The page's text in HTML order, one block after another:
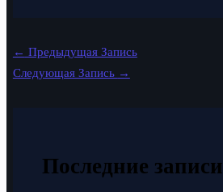
← Предыдущая Запись
Следующая Запись →
Последние записи